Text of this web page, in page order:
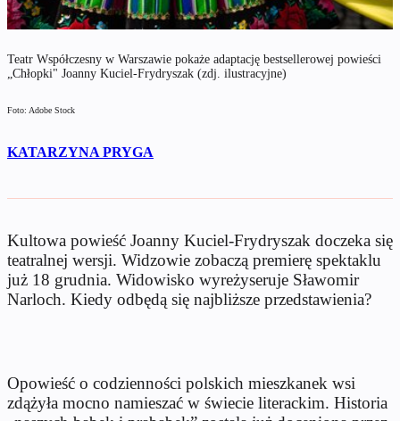
Teatr Współczesny w Warszawie pokaże adaptację bestsellerowej powieści
„Chłopki" Joanny Kuciel-Frydryszak (zdj. ilustracyjne)
Foto: Adobe Stock
KATARZYNA PRYGA
Kultowa powieść Joanny Kuciel-Frydryszak doczeka się
teatralnej wersji. Widzowie zobaczą premierę spektaklu
już 18 grudnia. Widowisko wyreżyseruje Sławomir
Narloch. Kiedy odbędą się najbliższe przedstawienia?
Opowieść o codzienności polskich mieszkanek wsi
zdążyła mocno namieszać w świecie literackim. Historia